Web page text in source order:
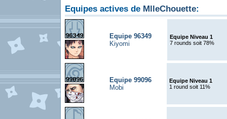
Equipes actives de MlleChouette:
Equipe 96349
Kiyomi
Equipe Niveau 1
7 rounds soit 78%
Equipe 99096
Mobi
Equipe Niveau 1
1 round soit 11%